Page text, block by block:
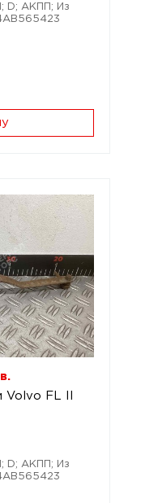
D; АКПП; Из
Volvo FL II
D; АКПП; Из